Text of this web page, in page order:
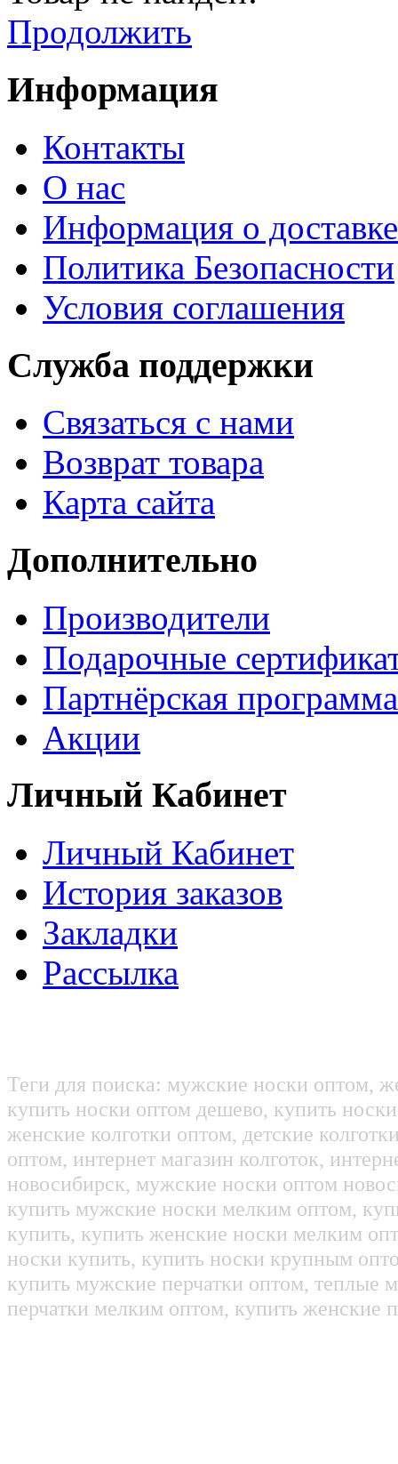
Продолжить
Информация
Контакты
О нас
Информация о доставке
Политика Безопасности
Условия соглашения
Служба поддержки
Связаться с нами
Возврат товара
Карта сайта
Дополнительно
Производители
Подарочные
Партнёрская программа
Акции
Личный Кабинет
Личный Кабинет
История заказов
Закладки
Рассылка
Теги для поиска: мужские носки оптом,
купить носки оптом дешево, купить
женские колготки оптом, детские
оптом, интернет магазин колготок,
новосибирск, мужские носки оптом
купить мужские носки мелким оптом,
купить, купить женские носки мелким
носки купить, купить носки крупным
купить мужские перчатки оптом, теплые
перчатки мелким оптом, купить женские